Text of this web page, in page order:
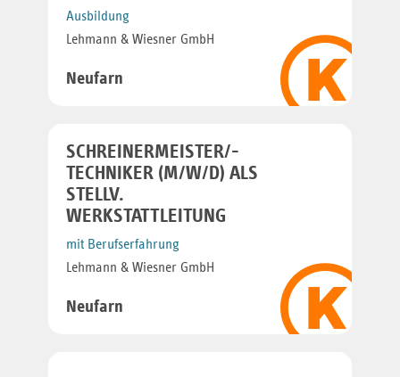
Ausbildung
Lehmann & Wiesner GmbH
Neufarn
SCHREINERMEISTER/-
TECHNIKER (M/W/D) ALS
STELLV.
WERKSTATTLEITUNG
mit Berufserfahrung
Lehmann & Wiesner GmbH
Neufarn